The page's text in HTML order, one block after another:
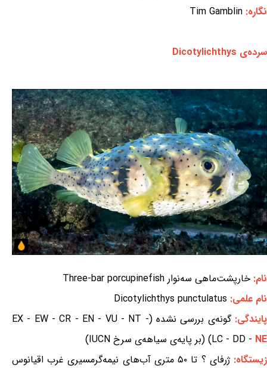
نگاره: Tim Gamblin
سرده‌ی Dicotylichthys
نام: خارپشت‌ماهی سه‌نوار Three-bar porcupinefish
نام علمی: Dicotylichthys punctulatus
پایندگی:
گونه‌ی بررسی نشده (EX - EW - CR - EN - VU - NT -
LC - DD - NE
) (بر پایه‌ی سیاهه‌ی سرخ IUCN)
زیستگاه:
ژرفای ؟ تا ۵۰ متری آب‌های نیمه‌گرمسیری غرب اقیانوس